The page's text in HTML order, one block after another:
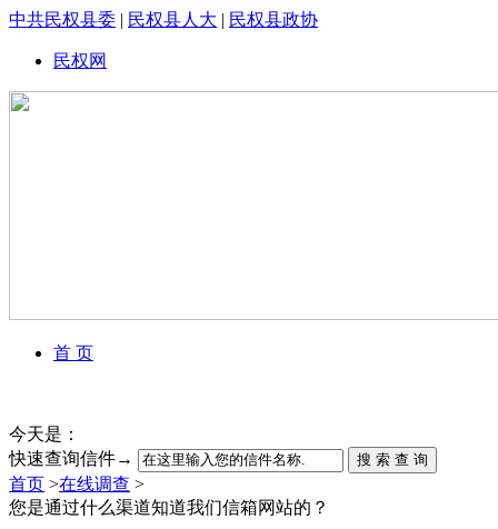
中共民权县委 | 民权县人大 | 民权县政协
民权网
首 页
今天是：
快速查询信件→
搜 索 查 询
首页 >在线调查 >
您是通过什么渠道知道我们信箱网站的？